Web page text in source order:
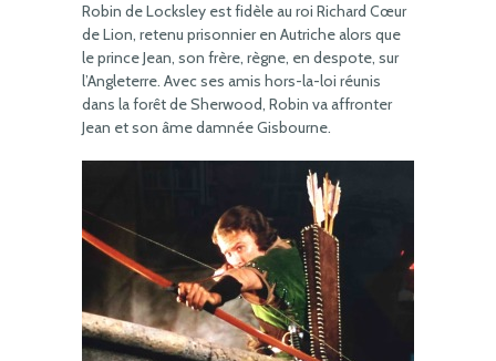
Robin de Locksley est fidèle au roi Richard Cœur
de Lion, retenu prisonnier en Autriche alors que
le prince Jean, son frère, règne, en despote, sur
l’Angleterre. Avec ses amis hors-la-loi réunis
dans la forêt de Sherwood, Robin va affronter
Jean et son âme damnée Gisbourne.